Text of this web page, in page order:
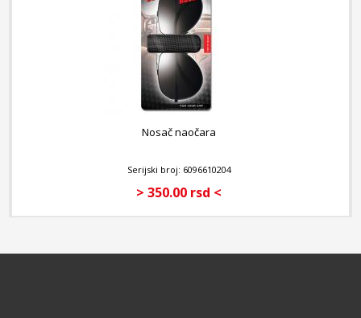
Nosač naočara
Serijski broj: 6096610204
> 350.00 rsd <